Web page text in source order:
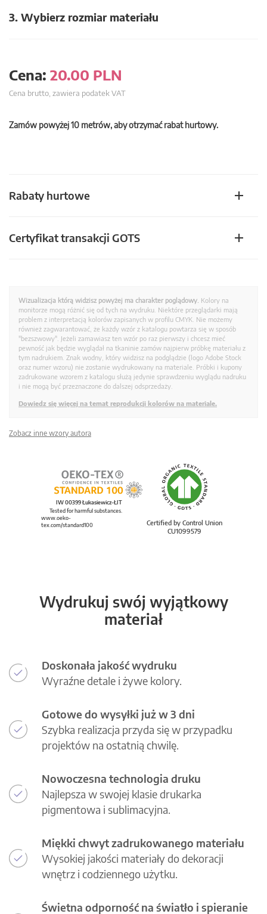
3. Wybierz rozmiar materiału
Cena: 20.00 PLN
Cena brutto, zawiera podatek VAT
Zamów powyżej 10 metrów, aby otrzymać rabat hurtowy.
Rabaty hurtowe
Certyfikat transakcji GOTS
Wizualizacja którą widzisz powyżej ma charakter poglądowy. Kolory na
monitorze mogą różnić się od tych na wydruku. Niektóre przeglądarki mają
problem z interpretacją kolorów zapisanych w profilu CMYK. Nie możemy
również zagwarantować, że każdy wzór z katalogu powtarza się w sposób
"bezszwowy". Jeżeli zamawiasz ten wzór po raz pierwszy i chcesz mieć
pewność jak będzie wyglądał na tkaninie zamów najpierw próbkę materiału z
tym nadrukiem. Znak wodny, który widzisz na podglądzie (logo Adobe Stock
oraz numer wzoru) nie zostanie wydrukowany na materiale. Próbki i kupony
zadrukowane wzorem z katalogu służą jedynie sprawdzeniu wyglądu nadruku
i nie mogą być przeznaczone do dalszej odsprzedaży.
Dowiedz się więcej na temat reprodukcji kolorów na materiale.
Zobacz inne wzory autora
Certified by Control Union
CU1099579
IW 00399 Łukasiewicz-ŁIT
Tested for harmful substances.
www.oeko-
tex.com/standard100
Wydrukuj swój wyjątkowy
materiał
Doskonała jakość wydruku
Wyraźne detale i żywe kolory.
Gotowe do wysyłki już w 3 dni
Szybka realizacja przyda się w przypadku
projektów na ostatnią chwilę.
Nowoczesna technologia druku
Najlepsza w swojej klasie drukarka
pigmentowa i sublimacyjna.
Miękki chwyt zadrukowanego materiału
Wysokiej jakości materiały do dekoracji
wnętrz i codziennego użytku.
Świetna odporność na światło i spieranie